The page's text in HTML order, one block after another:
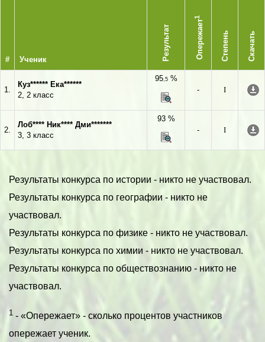
# Ученик Результат Опережает
1
Степень Скачать
1.
Куз****** Ека******
2, 2 класс
95,5%
-
I
2.
Лоб**** Ник**** Дми*******
3, 3 класс
93 %
-
I
Результаты конкурса по истории - никто не участвовал.
Результаты конкурса по географии - никто не
участвовал.
Результаты конкурса по физике - никто не участвовал.
Результаты конкурса по химии - никто не участвовал.
Результаты конкурса по обществознанию - никто не
участвовал.
1 - «Опережает» - сколько процентов участников
опережает ученик.